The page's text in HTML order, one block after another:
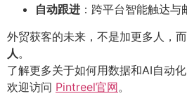
自动跟进 ：跨平台智能触达与
外贸获客的未来，不是加更多人，
人 。
了解更多关于如何用数据和AI自动
欢迎访问 Pintreel官网。